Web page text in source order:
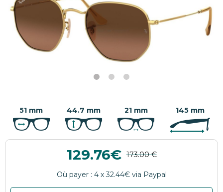
51 mm 44.7 mm 21 mm 145 mm
129.76